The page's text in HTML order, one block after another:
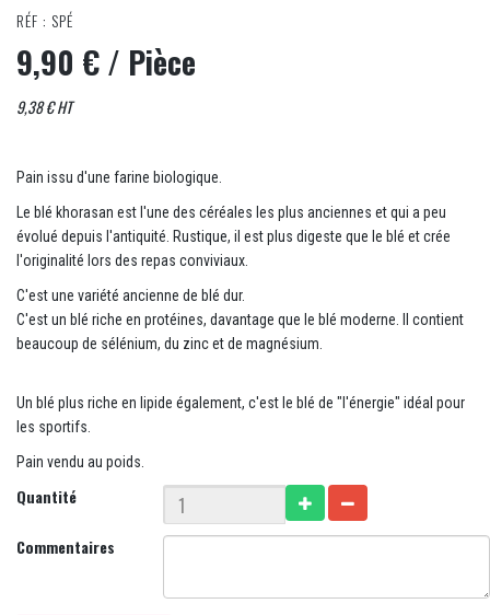
RÉF : SPÉ
9,90 €/ Pièce
9,38 € HT
Pain issu d'une farine biologique.
Le blé khorasan est l'une des céréales les plus anciennes et qui a peu
évolué depuis l'antiquité. Rustique, il est plus digeste que le blé et crée
l'originalité lors des repas conviviaux.
C'est une variété ancienne de blé dur.
C'est un blé riche en protéines, davantage que le blé moderne. Il contient
beaucoup de sélénium, du zinc et de magnésium.
Un blé plus riche en lipide également, c'est le blé de "l'énergie" idéal pour
les sportifs.
Pain vendu au poids.
Quantité
Commentaires